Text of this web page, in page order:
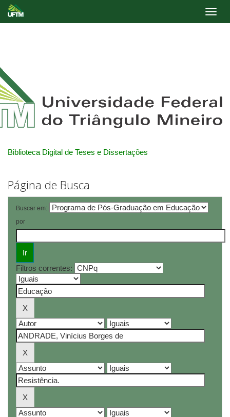
Biblioteca Digital de Teses e Dissertações
Página de Busca
Buscar em:
por
Filtros correntes: